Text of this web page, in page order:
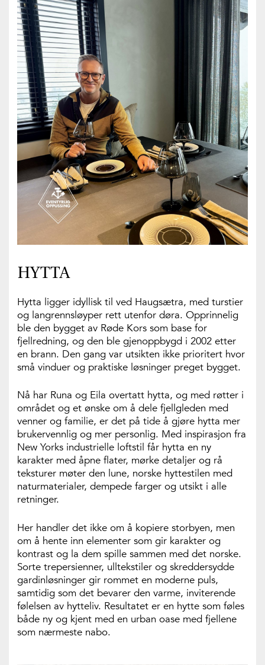
HYTTA
Hytta ligger idyllisk til ved Haugsætra, med turstier
og langrennsløyper rett utenfor døra. Opprinnelig
ble den bygget av Røde Kors som base for
fjellredning, og den ble gjenoppbygd i 2002 etter
en brann. Den gang var utsikten ikke prioritert hvor
små vinduer og praktiske løsninger preget bygget.
Nå har Runa og Eila overtatt hytta, og med røtter i
området og et ønske om å dele fjellgleden med
venner og familie, er det på tide å gjøre hytta mer
brukervennlig og mer personlig. Med inspirasjon fra
New Yorks industrielle loftstil får hytta en ny
karakter med åpne flater, mørke detaljer og rå
teksturer møter den lune, norske hyttestilen med
naturmaterialer, dempede farger og utsikt i alle
retninger.
Her handler det ikke om å kopiere storbyen, men
om å hente inn elementer som gir karakter og
kontrast og la dem spille sammen med det norske.
Sorte trepersienner, ulltekstiler og skreddersydde
gardinløsninger gir rommet en moderne puls,
samtidig som det bevarer den varme, inviterende
følelsen av hytteliv. Resultatet er en hytte som føles
både ny og kjent med en urban oase med fjellene
som nærmeste nabo.